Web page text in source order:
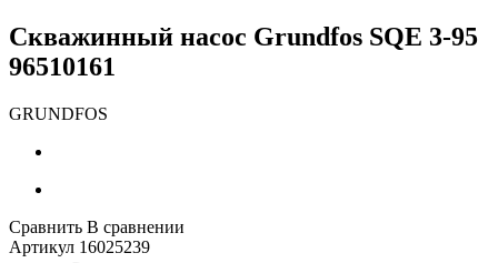
Скважинный насос Grundfos SQЕ 3-95
96510161
GRUNDFOS
Сравнить В сравнении
Артикул 16025239